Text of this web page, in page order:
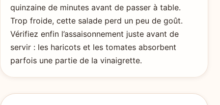
quinzaine de minutes avant de passer à table.
Trop froide, cette salade perd un peu de goût.
Vérifiez enfin l’assaisonnement juste avant de
servir : les haricots et les tomates absorbent
parfois une partie de la vinaigrette.